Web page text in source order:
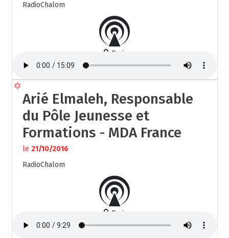
RadioChalom
Paris
Arié Elmaleh, Responsable
du Pôle Jeunesse et
Formations - MDA France
le 21/10/2016
RadioChalom
Paris